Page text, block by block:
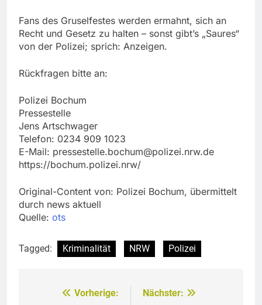
Fans des Gruselfestes werden ermahnt, sich an
Recht und Gesetz zu halten – sonst gibt’s „Saures“
von der Polizei; sprich: Anzeigen.
Rückfragen bitte an:
Polizei Bochum
Pressestelle
Jens Artschwager
Telefon: 0234 909 1023
E-Mail: pressestelle.bochum@polizei.nrw.de
https://bochum.polizei.nrw/
Original-Content von: Polizei Bochum, übermittelt
durch news aktuell
Quelle: ots
Tagged: Kriminalität NRW Polizei
Beitragsnavigation
Vorherige:
Nächster: